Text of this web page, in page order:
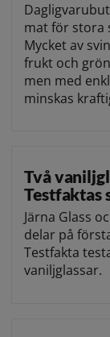
mat för stora
Mycket av
frukt och
men med
minskas
Två
Testfaktas
Järna Glass
delar på
Testfakta
vaniljglassar.